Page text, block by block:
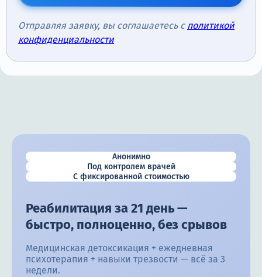
Отправляя заявку, вы соглашаетесь с политикой
конфиденциальности
Анонимно
Под контролем врачей
С фиксированной стоимостью
Реабилитация за 21 день —
быстро, полноценно, без срывов
Медицинская детоксикация + ежедневная
психотерапия + навыки трезвости — всё за 3
недели.